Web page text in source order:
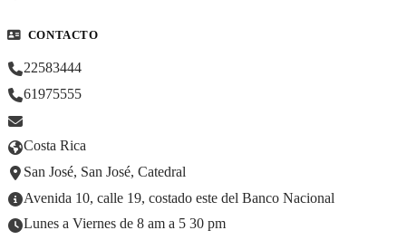
CONTACTO
22583444
61975555
Costa Rica
San José, San José, Catedral
Avenida 10, calle 19, costado este del Banco Nacional
Lunes a Viernes de 8 am a 5 30 pm